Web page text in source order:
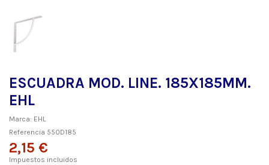
ESCUADRA MOD. LINE. 185X185MM.
EHL
Marca: EHL
Referencia 550D185
2,15 €
Impuestos incluidos